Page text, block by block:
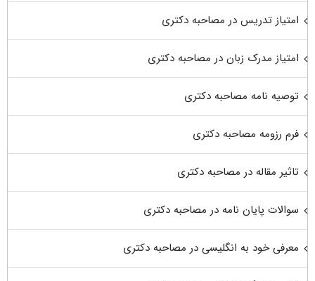
امتیاز تدریس در مصاحبه دکتری
امتیاز مدرک زبان در مصاحبه دکتری
توصیه نامه مصاحبه دکتری
فرم رزومه مصاحبه دکتری
تاثیر مقاله در مصاحبه دکتری
سوالات پایان نامه در مصاحبه دکتری
معرفی خود به انگلیسی در مصاحبه دکتری